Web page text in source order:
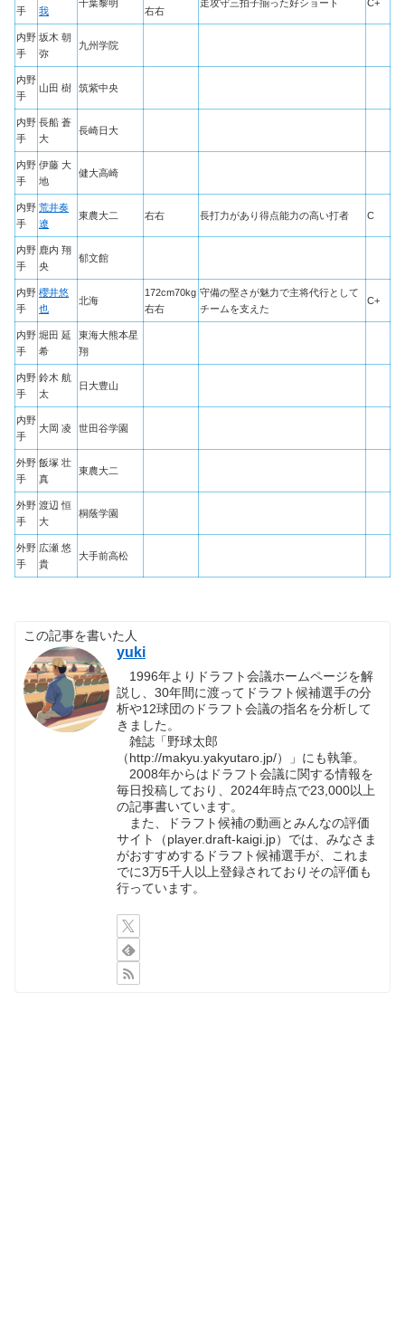
手
我
千葉黎明
右右
走攻守三拍子揃った好ショート C+
内野
手
坂木 朝
弥
九州学院
内野
手
山田 樹 筑紫中央
内野
手
長船 蒼
大
長崎日大
内野
手
伊藤 大
地
健大高崎
内野
手
荒井奏
遼
東農大二 右右 長打力があり得点能力の高い打者 C
内野
手
鹿内 翔
央
郁文館
内野
手
櫻井悠
也
北海
172cm70kg
右右
守備の堅さが魅力で主将代行として
チームを支えた
C+
内野
手
堀田 延
希
東海大熊本星
翔
内野
手
鈴木 航
太
日大豊山
内野
手
大岡 凌 世田谷学園
外野
手
飯塚 壮
真
東農大二
外野
手
渡辺 恒
大
桐蔭学園
外野
手
広瀬 悠
貴
大手前高松
この記事を書いた人
yuki
1996年よりドラフト会議ホームページを解
説し、30年間に渡ってドラフト候補選手の分
析や12球団のドラフト会議の指名を分析して
きました。
雑誌「野球太郎
（http://makyu.yakyutaro.jp/）」にも執筆。
2008年からはドラフト会議に関する情報を
毎日投稿しており、2024年時点で23,000以上
の記事書いています。
また、ドラフト候補の動画とみんなの評価
サイト（player.draft-kaigi.jp）では、みなさま
がおすすめするドラフト候補選手が、これま
でに3万5千人以上登録されておりその評価も
行っています。